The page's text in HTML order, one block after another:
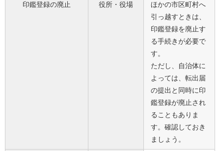
印鑑登録の廃止 役所・役場
ほかの市区町村へ
引っ越すときは、
印鑑登録を廃止す
る手続きが必要で
す。
ただし、自治体に
よっては、転出届
の提出と同時に印
鑑登録が廃止され
ることもありま
す。確認しておき
ましょう。